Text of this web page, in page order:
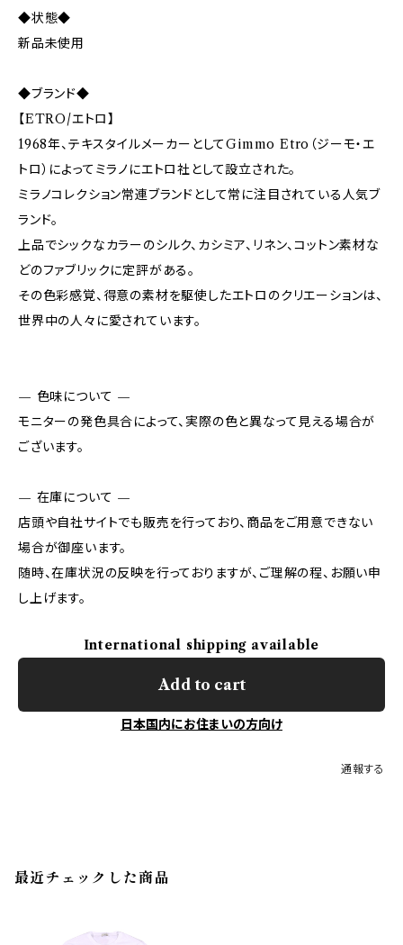
◆状態◆
新品未使用
◆ブランド◆
【ETRO/エトロ】
1968年、テキスタイルメーカーとしてGimmo Etro（ジーモ・エ
トロ）によってミラノにエトロ社として設立された。
ミラノコレクション常連ブランドとして常に注目されている人気ブ
ランド。
上品でシックなカラーのシルク、カシミア、リネン、コットン素材な
どのファブリックに定評がある。
その色彩感覚、得意の素材を駆使したエトロのクリエーションは、
世界中の人々に愛されています。
— 色味について —
モニターの発色具合によって、実際の色と異なって見える場合が
ございます。
— 在庫について —
店頭や自社サイトでも販売を行っており、商品をご用意できない
場合が御座います。
随時、在庫状況の反映を行っておりますが、ご理解の程、お願い申
し上げます。
International shipping available
Add to cart
日本国内にお住まいの方向け
通報する
最近チェックした商品